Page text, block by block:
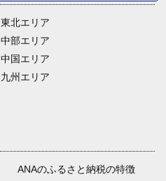
東北エリア
中部エリア
中国エリア
九州エリア
ANAのふるさと納税の特徴